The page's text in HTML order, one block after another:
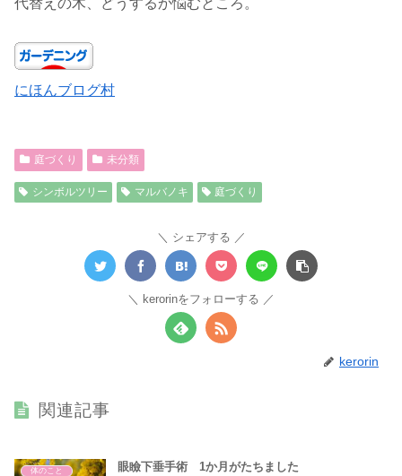
代替えの木、どうするか悩むところ。
にほんブログ村
庭づくり 未分類
シンボルツリー マルバノキ 庭づくり
シェアする
kerorinをフォローする
kerorin
関連記事
体のこと 眼瞼下垂手術 1か月がたちました